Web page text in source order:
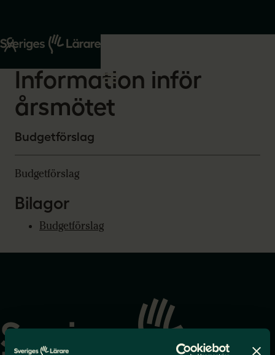
Start
Om oss
2026-03-12
Information inför
årsmötet
Budgetförslag
Budgetförslag
Bilagor
Budgetförslag
startsidan